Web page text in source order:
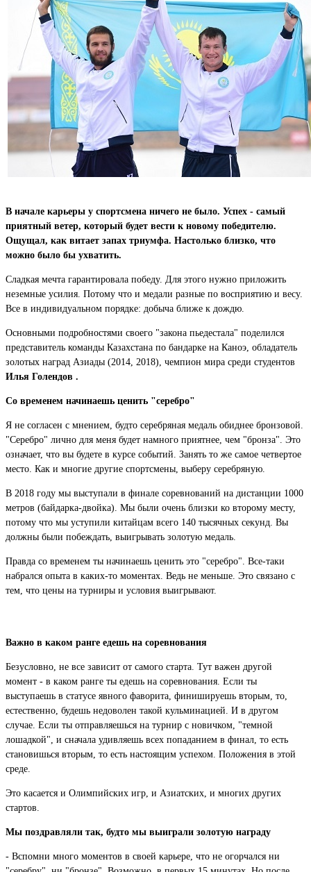
В начале карьеры у спортсмена ничего не было. Успех - самый
приятный ветер, который будет вести к новому победителю.
Ощущал, как витает запах триумфа. Настолько близко, что
можно было бы ухватить.
Сладкая мечта гарантировала победу. Для этого нужно приложить
неземные усилия. Потому что и медали разные по восприятию и весу.
Все в индивидуальном порядке: добыча ближе к дождю.
Основными подробностями своего "закона пьедестала" поделился
представитель команды Казахстана по бандарке на Каноэ, обладатель
золотых наград Азиады (2014, 2018), чемпион мира среди студентов
Илья Голендов .
Со временем начинаешь ценить "серебро"
Я не согласен с мнением, будто серебряная медаль обиднее бронзовой.
"Серебро" лично для меня будет намного приятнее, чем "бронза". Это
означает, что вы будете в курсе событий. Занять то же самое четвертое
место. Как и многие другие спортсмены, выберу серебряную.
В 2018 году мы выступали в финале соревнований на дистанции 1000
метров (байдарка-двойка). Мы были очень близки ко второму месту,
потому что мы уступили китайцам всего 140 тысячных секунд. Вы
должны были побеждать, выигрывать золотую медаль.
Правда со временем ты начинаешь ценить это "серебро". Все-таки
набрался опыта в каких-то моментах. Ведь не меньше. Это связано с
тем, что цены на турниры и условия выигрывают.
Важно в каком ранге едешь на соревнования
Безусловно, не все зависит от самого старта. Тут важен другой
момент - в каком ранге ты едешь на соревнования. Если ты
выступаешь в статусе явного фаворита, финишируешь вторым, то,
естественно, будешь недоволен такой кульминацией. И в другом
случае. Если ты отправляешься на турнир с новичком, "темной
лошадкой", и сначала удивляешь всех попаданием в финал, то есть
становишься вторым, то есть настоящим успехом. Положения в этой
среде.
Это касается и Олимпийских игр, и Азиатских, и многих других
стартов.
Мы поздравляли так, будто мы выиграли золотую награду
- Вспомни много моментов в своей карьере, что не огорчался ни